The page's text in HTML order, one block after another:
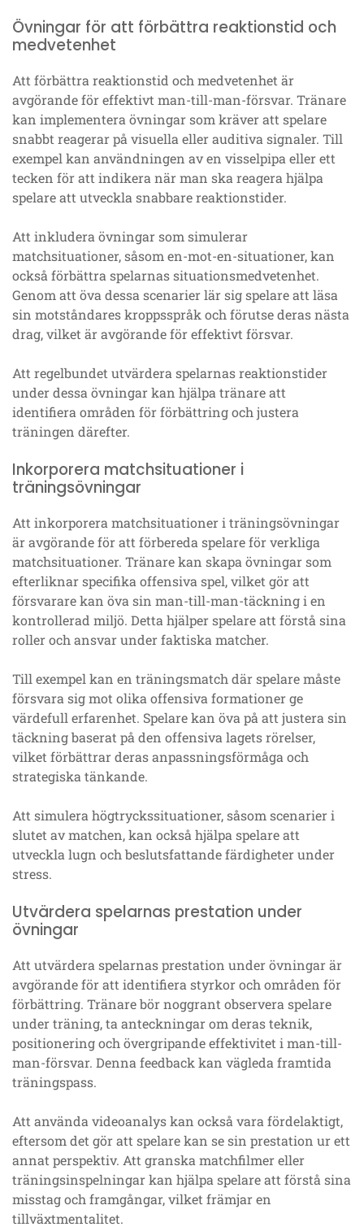
Övningar för att förbättra reaktionstid och
medvetenhet
Att förbättra reaktionstid och medvetenhet är
avgörande för effektivt man-till-man-försvar. Tränare
kan implementera övningar som kräver att spelare
snabbt reagerar på visuella eller auditiva signaler. Till
exempel kan användningen av en visselpipa eller ett
tecken för att indikera när man ska reagera hjälpa
spelare att utveckla snabbare reaktionstider.
Att inkludera övningar som simulerar
matchsituationer, såsom en-mot-en-situationer, kan
också förbättra spelarnas situationsmedvetenhet.
Genom att öva dessa scenarier lär sig spelare att läsa
sin motståndares kroppsspråk och förutse deras nästa
drag, vilket är avgörande för effektivt försvar.
Att regelbundet utvärdera spelarnas reaktionstider
under dessa övningar kan hjälpa tränare att
identifiera områden för förbättring och justera
träningen därefter.
Inkorporera matchsituationer i
träningsövningar
Att inkorporera matchsituationer i träningsövningar
är avgörande för att förbereda spelare för verkliga
matchsituationer. Tränare kan skapa övningar som
efterliknar specifika offensiva spel, vilket gör att
försvarare kan öva sin man-till-man-täckning i en
kontrollerad miljö. Detta hjälper spelare att förstå sina
roller och ansvar under faktiska matcher.
Till exempel kan en träningsmatch där spelare måste
försvara sig mot olika offensiva formationer ge
värdefull erfarenhet. Spelare kan öva på att justera sin
täckning baserat på den offensiva lagets rörelser,
vilket förbättrar deras anpassningsförmåga och
strategiska tänkande.
Att simulera högtryckssituationer, såsom scenarier i
slutet av matchen, kan också hjälpa spelare att
utveckla lugn och beslutsfattande färdigheter under
stress.
Utvärdera spelarnas prestation under
övningar
Att utvärdera spelarnas prestation under övningar är
avgörande för att identifiera styrkor och områden för
förbättring. Tränare bör noggrant observera spelare
under träning, ta anteckningar om deras teknik,
positionering och övergripande effektivitet i man-till-
man-försvar. Denna feedback kan vägleda framtida
träningspass.
Att använda videoanalys kan också vara fördelaktigt,
eftersom det gör att spelare kan se sin prestation ur ett
annat perspektiv. Att granska matchfilmer eller
träningsinspelningar kan hjälpa spelare att förstå sina
misstag och framgångar, vilket främjar en
tillväxtmentalitet.